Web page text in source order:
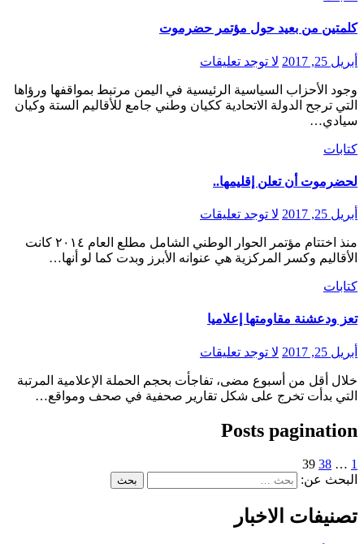
كلمتين من بعيد حول مؤتمر حضرموت
أبريل 25, 2017 لا توجد تعليقات
وجود الأحزاب السياسية الرئيسية في اليمن مرتبط بمواقفها ورؤاها
التي ترجح الدولة الاتحادية ككيان وطني جامع للأقاليم الستة وكيان
سيادي…
كتابات
لحضرموت أن تعلن إقليمها..
أبريل 25, 2017 لا توجد تعليقات
منذ اختتام مؤتمر الحوار الوطني الشامل مطلع العام ٢٠١٤ كانت
الأقاليم وكسر المركزية هي عنوانه الأبرز وبدت كما لو أنها…
كتابات
تعز ودعشنة مقاومتها إعلاميا
أبريل 25, 2017 لا توجد تعليقات
خلال أقل من أسبوع مضى، تفاجأت بحجم الحملة الإعلامية المرتبة
التي بدأت تخرج على شكل تقارير صحفية في صحف ومواقع…
Posts pagination
1
…
38
39
البحث عن:
تصنيفات الاخبار